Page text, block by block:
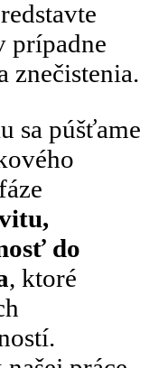
prípadne
znečistenia.
sa púšťame
do
, ktoré